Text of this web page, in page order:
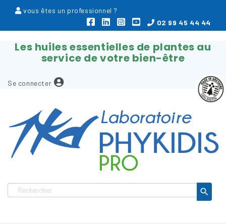
vous êtes un professionnel ?
02 99 45 44 44
Les huiles essentielles de plantes au
service de votre bien-être
